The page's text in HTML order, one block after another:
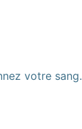
votre